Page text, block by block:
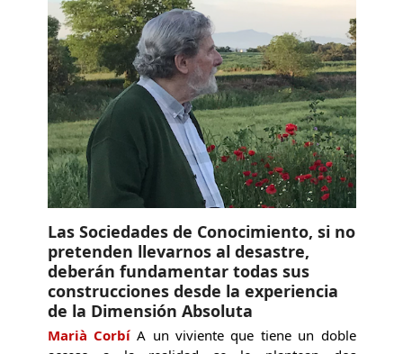
Las Sociedades de Conocimiento, si no
pretenden llevarnos al desastre,
deberán fundamentar todas sus
construcciones desde la experiencia
de la Dimensión Absoluta
Marià CorbíA un viviente que tiene un doble